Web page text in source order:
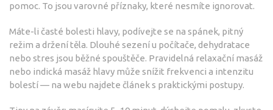
pomoc. To jsou varovné příznaky, které nesmíte ignorovat.
Máte-li časté bolesti hlavy, podívejte se na spánek, pitný
režim a držení těla. Dlouhé sezení u počítače, dehydratace
nebo stres jsou běžné spouštěče. Pravidelná relaxační masáž
nebo indická masáž hlavy může snížit frekvenci a intenzitu
bolestí — na webu najdete článek s praktickými postupy.